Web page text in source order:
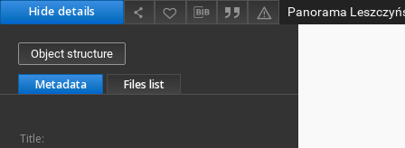
Hide details
Object structure
Metadata Files list
Title: